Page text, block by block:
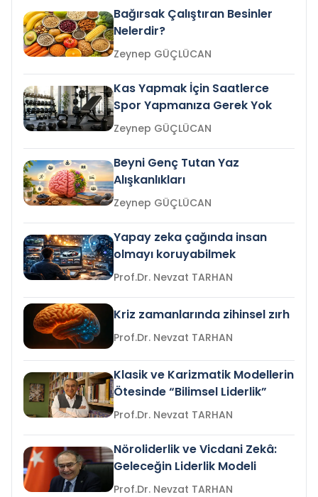
Bağırsak Çalıştıran Besinler
Nelerdir?
Zeynep GÜÇLÜCAN
Kas Yapmak İçin Saatlerce
Spor Yapmanıza Gerek Yok
Zeynep GÜÇLÜCAN
Beyni Genç Tutan Yaz
Alışkanlıkları
Zeynep GÜÇLÜCAN
Yapay zeka çağında insan
olmayı koruyabilmek
Prof.Dr. Nevzat TARHAN
Kriz zamanlarında zihinsel zırh
Prof.Dr. Nevzat TARHAN
Klasik ve Karizmatik Modellerin
Ötesinde “Bilimsel Liderlik”
Prof.Dr. Nevzat TARHAN
Nöroliderlik ve Vicdani Zekâ:
Geleceğin Liderlik Modeli
Prof.Dr. Nevzat TARHAN